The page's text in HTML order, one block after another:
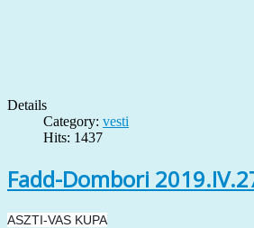
Details
Category: vesti
Hits: 1437
Fadd-Dombori
ASZTI-VAS KUPA